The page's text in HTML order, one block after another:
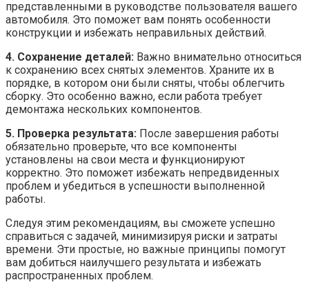
представленными в руководстве пользователя вашего
автомобиля. Это поможет вам понять особенности
конструкции и избежать неправильных действий.
4. Сохранение деталей: Важно внимательно относиться
к сохранению всех снятых элементов. Храните их в
порядке, в котором они были сняты, чтобы облегчить
сборку. Это особенно важно, если работа требует
демонтажа нескольких компонентов.
5. Проверка результата: После завершения работы
обязательно проверьте, что все компоненты
установлены на свои места и функционируют
корректно. Это поможет избежать непредвиденных
проблем и убедиться в успешности выполненной
работы.
Следуя этим рекомендациям, вы сможете успешно
справиться с задачей, минимизируя риски и затраты
времени. Эти простые, но важные принципы помогут
вам добиться наилучшего результата и избежать
распространенных проблем.